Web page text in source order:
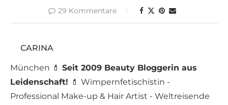
29 Kommentare
CARINA
München 💄 Seit 2009 Beauty Bloggerin aus
Leidenschaft! 💄 Wimpernfetischistin -
Professional Make-up & Hair Artist - Weltreisende